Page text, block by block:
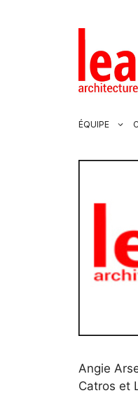
ÉQUIPE
Angie
Catros et